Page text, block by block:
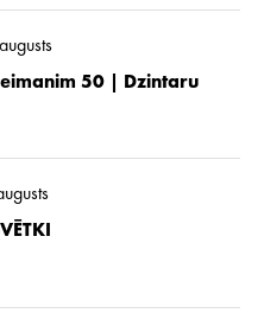
50 | Dzintaru